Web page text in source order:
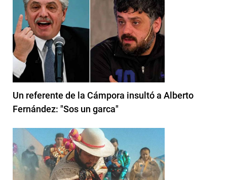
Un referente de la Cámpora insultó a Alberto
Fernández: "Sos un garca"